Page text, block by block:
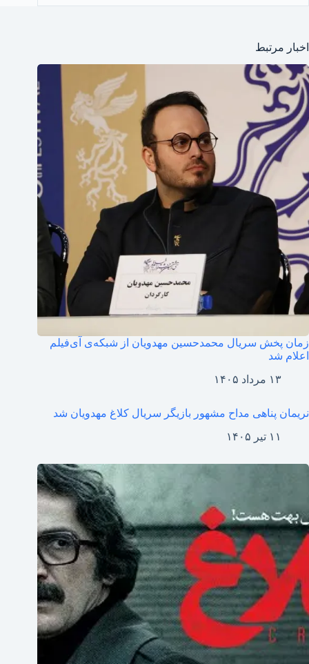
اخبار مرتبط
زمان پخش سریال محمدحسین مهدویان از شبکه‌ی آی‌فیلم
اعلام شد
۱۳ مرداد ۱۴۰۵
نریمان پناهی مداح مشهور بازیگر سریال کلاغ مهدویان شد
۱۱ تیر ۱۴۰۵